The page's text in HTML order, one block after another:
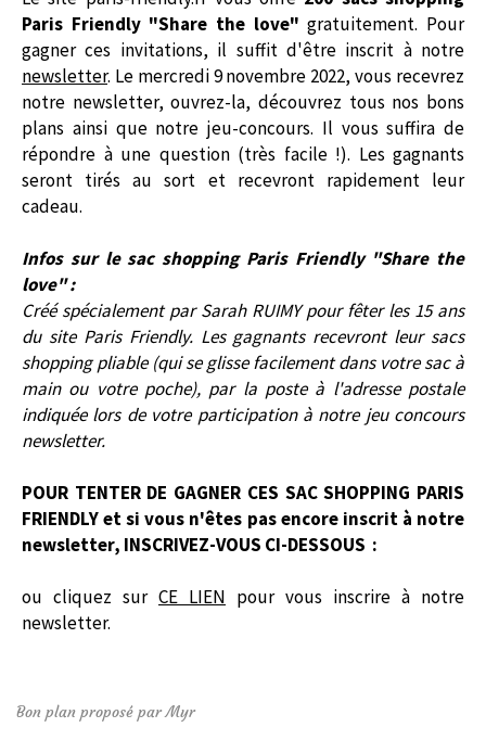
Paris Friendly "Share the love" gratuitement. Pour
gagner ces invitations, il suffit d'être inscrit à notre
newsletter. Le mercredi 9 novembre 2022, vous recevrez
notre newsletter, ouvrez-la, découvrez tous nos bons
plans ainsi que notre jeu-concours. Il vous suffira de
répondre à une question (très facile !). Les gagnants
seront tirés au sort et recevront rapidement leur
cadeau.
Infos sur le sac shopping Paris Friendly "Share the
love" :
Créé spécialement par Sarah RUIMY pour fêter les 15 ans
du site Paris Friendly. Les gagnants recevront leur sacs
shopping pliable (qui se glisse facilement dans votre sac à
main ou votre poche), par la poste à l'adresse postale
indiquée lors de votre participation à notre jeu concours
newsletter.
POUR TENTER DE GAGNER CES SAC SHOPPING PARIS
FRIENDLY et si vous n'êtes pas encore inscrit à notre
newsletter, INSCRIVEZ-VOUS CI-DESSOUS :
ou cliquez sur CE LIEN pour vous inscrire à notre
newsletter.
Bon plan proposé par Myr